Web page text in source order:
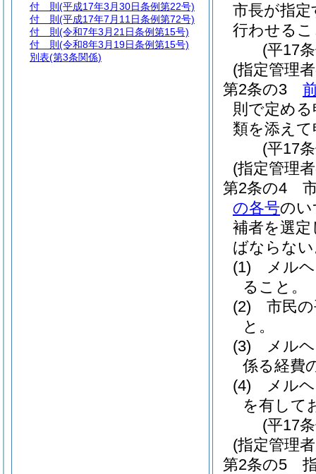
市長が指
行わせる
(平17
(指定管理
第2条の3
則で定め
類を添え
(平17
(指定管理
第2条の4
の各号のい
補者を選
ばならな
(1)
メル
ること。
(2)
市民
と。
(3)
メル
係る経費
(4)
メル
を有して
(平17
(指定管理
第2条の5
付 則 (平成17年3月30日条例第22号)
付 則 (平成17年7月11日条例第72号)
付 則 (令和7年3月21日条例第15号)
付 則 (令和8年3月19日条例第15号)
別表(第3条関係)